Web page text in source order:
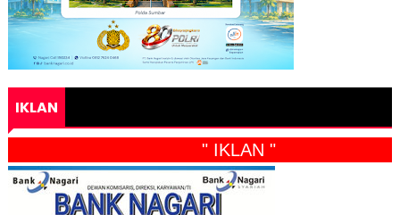
IKLAN
" IKLAN "